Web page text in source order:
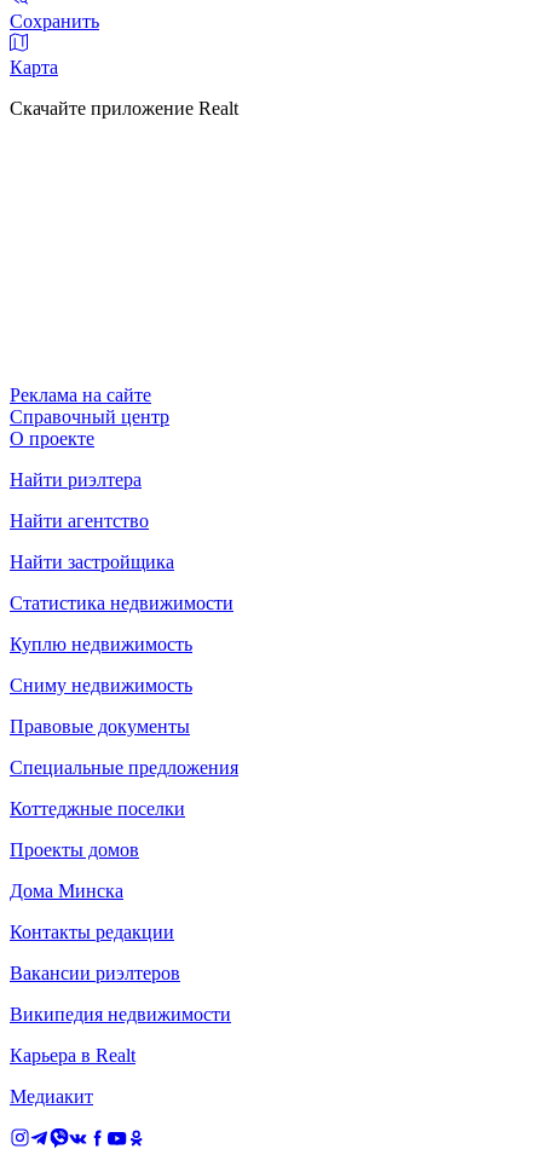
Сохранить
Карта
Скачайте приложение Realt
Реклама на сайте
Справочный центр
О проекте
Найти риэлтера
Найти агентство
Найти застройщика
Статистика недвижимости
Куплю недвижимость
Сниму недвижимость
Правовые документы
Специальные предложения
Коттеджные поселки
Проекты домов
Дома Минска
Контакты редакции
Вакансии риэлтеров
Википедия недвижимости
Карьера в Realt
Медиакит